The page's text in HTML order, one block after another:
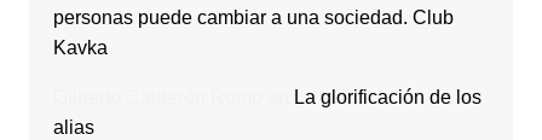
personas puede cambiar a una sociedad. Club
Kavka
La glorificación de los
alias